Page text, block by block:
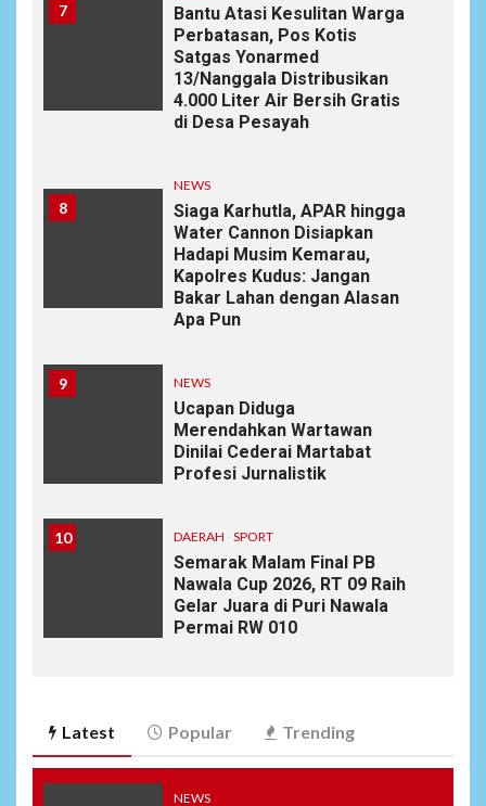
7
Bantu Atasi Kesulitan Warga
Perbatasan, Pos Kotis
Satgas Yonarmed
13/Nanggala Distribusikan
4.000 Liter Air Bersih Gratis
di Desa Pesayah
8
NEWS
Siaga Karhutla, APAR hingga
Water Cannon Disiapkan
Hadapi Musim Kemarau,
Kapolres Kudus: Jangan
Bakar Lahan dengan Alasan
Apa Pun
9 NEWS
Ucapan Diduga
Merendahkan Wartawan
Dinilai Cederai Martabat
Profesi Jurnalistik
10 DAERAH SPORT
Semarak Malam Final PB
Nawala Cup 2026, RT 09 Raih
Gelar Juara di Puri Nawala
Permai RW 010
Latest Popular Trending
NEWS